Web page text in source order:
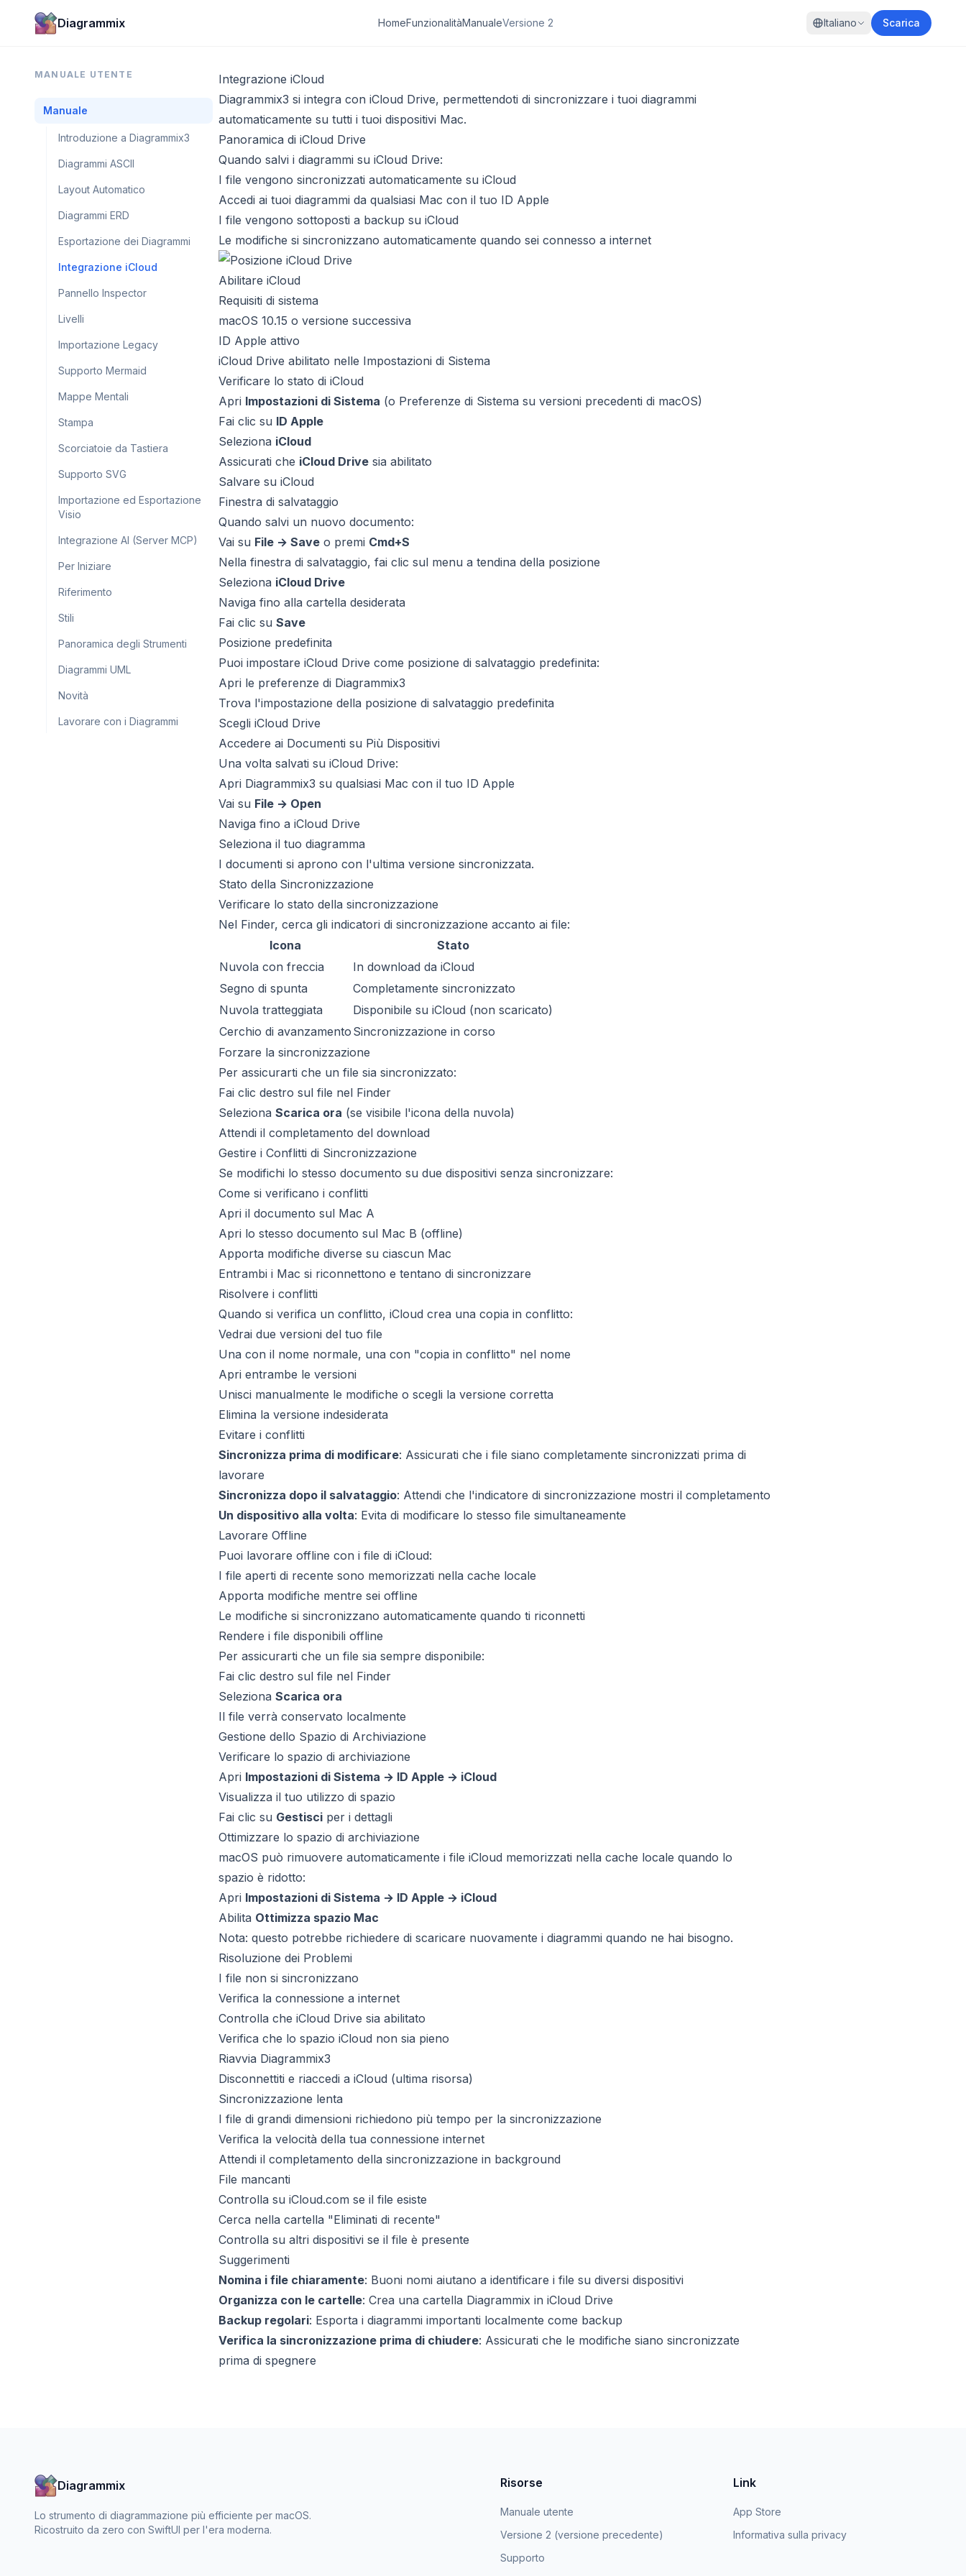
Diagrammix HomeFunzionalitàManualeVersione 2 Italiano Scarica
MANUALE UTENTE
Manuale
Introduzione a Diagrammix3
Diagrammi ASCII
Layout Automatico
Diagrammi ERD
Esportazione dei Diagrammi
Integrazione iCloud
Pannello Inspector
Livelli
Importazione Legacy
Supporto Mermaid
Mappe Mentali
Stampa
Scorciatoie da Tastiera
Supporto SVG
Importazione ed Esportazione
Visio
Integrazione AI (Server MCP)
Per Iniziare
Riferimento
Stili
Panoramica degli Strumenti
Diagrammi UML
Novità
Lavorare con i Diagrammi
Integrazione iCloud
Diagrammix3 si integra con iCloud Drive, permettendoti di sincronizzare i tuoi diagrammi
automaticamente su tutti i tuoi dispositivi Mac.
Panoramica di iCloud Drive
Quando salvi i diagrammi su iCloud Drive:
I file vengono sincronizzati automaticamente su iCloud
Accedi ai tuoi diagrammi da qualsiasi Mac con il tuo ID Apple
I file vengono sottoposti a backup su iCloud
Le modifiche si sincronizzano automaticamente quando sei connesso a internet
Abilitare iCloud
Requisiti di sistema
macOS 10.15 o versione successiva
ID Apple attivo
iCloud Drive abilitato nelle Impostazioni di Sistema
Verificare lo stato di iCloud
Apri Impostazioni di Sistema (o Preferenze di Sistema su versioni precedenti di macOS)
Fai clic su ID Apple
Seleziona iCloud
Assicurati che iCloud Drive sia abilitato
Salvare su iCloud
Finestra di salvataggio
Quando salvi un nuovo documento:
Vai su File → Save o premi Cmd+S
Nella finestra di salvataggio, fai clic sul menu a tendina della posizione
Seleziona iCloud Drive
Naviga fino alla cartella desiderata
Fai clic su Save
Posizione predefinita
Puoi impostare iCloud Drive come posizione di salvataggio predefinita:
Apri le preferenze di Diagrammix3
Trova l'impostazione della posizione di salvataggio predefinita
Scegli iCloud Drive
Accedere ai Documenti su Più Dispositivi
Una volta salvati su iCloud Drive:
Apri Diagrammix3 su qualsiasi Mac con il tuo ID Apple
Vai su File → Open
Naviga fino a iCloud Drive
Seleziona il tuo diagramma
I documenti si aprono con l'ultima versione sincronizzata.
Stato della Sincronizzazione
Verificare lo stato della sincronizzazione
Nel Finder, cerca gli indicatori di sincronizzazione accanto ai file:
Icona
Stato
Nuvola con freccia
In download da iCloud
Segno di spunta
Completamente sincronizzato
Nuvola tratteggiata
Disponibile su iCloud (non scaricato)
Cerchio di avanzamento Sincronizzazione in corso
Forzare la sincronizzazione
Per assicurarti che un file sia sincronizzato:
Fai clic destro sul file nel Finder
Seleziona Scarica ora (se visibile l'icona della nuvola)
Attendi il completamento del download
Gestire i Conflitti di Sincronizzazione
Se modifichi lo stesso documento su due dispositivi senza sincronizzare:
Come si verificano i conflitti
Apri il documento sul Mac A
Apri lo stesso documento sul Mac B (offline)
Apporta modifiche diverse su ciascun Mac
Entrambi i Mac si riconnettono e tentano di sincronizzare
Risolvere i conflitti
Quando si verifica un conflitto, iCloud crea una copia in conflitto:
Vedrai due versioni del tuo file
Una con il nome normale, una con "copia in conflitto" nel nome
Apri entrambe le versioni
Unisci manualmente le modifiche o scegli la versione corretta
Elimina la versione indesiderata
Evitare i conflitti
Sincronizza prima di modificare: Assicurati che i file siano completamente sincronizzati prima di
lavorare
Sincronizza dopo il salvataggio: Attendi che l'indicatore di sincronizzazione mostri il completamento
Un dispositivo alla volta: Evita di modificare lo stesso file simultaneamente
Lavorare Offline
Puoi lavorare offline con i file di iCloud:
I file aperti di recente sono memorizzati nella cache locale
Apporta modifiche mentre sei offline
Le modifiche si sincronizzano automaticamente quando ti riconnetti
Rendere i file disponibili offline
Per assicurarti che un file sia sempre disponibile:
Fai clic destro sul file nel Finder
Seleziona Scarica ora
Il file verrà conservato localmente
Gestione dello Spazio di Archiviazione
Verificare lo spazio di archiviazione
Apri Impostazioni di Sistema → ID Apple → iCloud
Visualizza il tuo utilizzo di spazio
Fai clic su Gestisci per i dettagli
Ottimizzare lo spazio di archiviazione
macOS può rimuovere automaticamente i file iCloud memorizzati nella cache locale quando lo
spazio è ridotto:
Apri Impostazioni di Sistema → ID Apple → iCloud
Abilita Ottimizza spazio Mac
Nota: questo potrebbe richiedere di scaricare nuovamente i diagrammi quando ne hai bisogno.
Risoluzione dei Problemi
I file non si sincronizzano
Verifica la connessione a internet
Controlla che iCloud Drive sia abilitato
Verifica che lo spazio iCloud non sia pieno
Riavvia Diagrammix3
Disconnettiti e riaccedi a iCloud (ultima risorsa)
Sincronizzazione lenta
I file di grandi dimensioni richiedono più tempo per la sincronizzazione
Verifica la velocità della tua connessione internet
Attendi il completamento della sincronizzazione in background
File mancanti
Controlla su iCloud.com se il file esiste
Cerca nella cartella "Eliminati di recente"
Controlla su altri dispositivi se il file è presente
Suggerimenti
Nomina i file chiaramente: Buoni nomi aiutano a identificare i file su diversi dispositivi
Organizza con le cartelle: Crea una cartella Diagrammix in iCloud Drive
Backup regolari: Esporta i diagrammi importanti localmente come backup
Verifica la sincronizzazione prima di chiudere: Assicurati che le modifiche siano sincronizzate
prima di spegnere
Diagrammix
Lo strumento di diagrammazione più efficiente per macOS.
Ricostruito da zero con SwiftUI per l'era moderna.
Risorse
Manuale utente
Versione 2 (versione precedente)
Supporto
Link
App Store
Informativa sulla privacy